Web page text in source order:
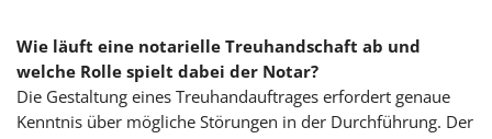
Wie läuft eine notarielle Treuhandschaft ab und
welche Rolle spielt dabei der Notar?
Die Gestaltung eines Treuhandauftrages erfordert genaue
Kenntnis über mögliche Störungen in der Durchführung. Der